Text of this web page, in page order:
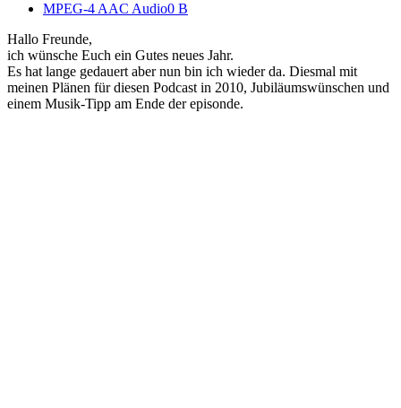
MPEG-4 AAC Audio0 B
Hallo Freunde,
ich wünsche Euch ein Gutes neues Jahr.
Es hat lange gedauert aber nun bin ich wieder da. Diesmal mit
meinen Plänen für diesen Podcast in 2010, Jubiläumswünschen und
einem Musik-Tipp am Ende der episonde.